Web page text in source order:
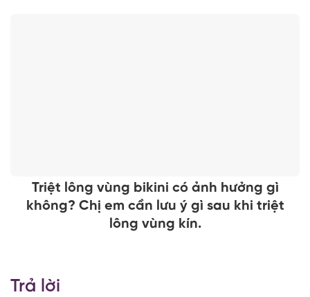
Triệt lông vùng bikini có ảnh hưởng gì
không? Chị em cần lưu ý gì sau khi triệt
lông vùng kín.
Trả lời